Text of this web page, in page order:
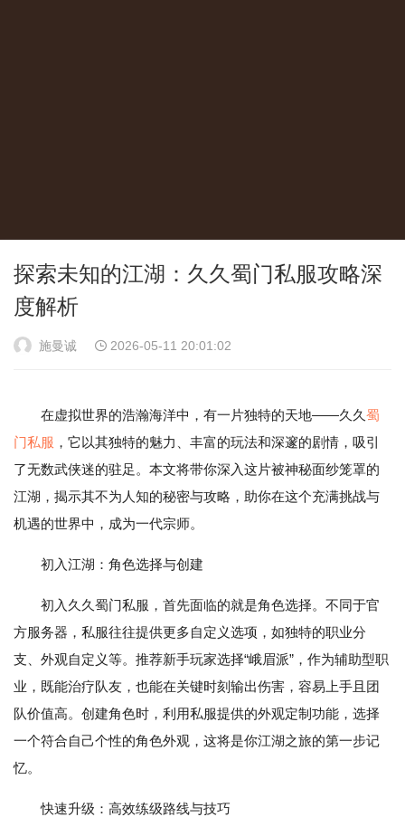
探索未知的江湖：久久蜀门私服攻略深
度解析
施曼诚 2026-05-11 20:01:02
在虚拟世界的浩瀚海洋中，有一片独特的天地——久久 蜀
门私服 ，它以其独特的魅力、丰富的玩法和深邃的剧情，吸引
了无数武侠迷的驻足。本文将带你深入这片被神秘面纱笼罩的
江湖，揭示其不为人知的秘密与攻略，助你在这个充满挑战与
机遇的世界中，成为一代宗师。
初入江湖：角色选择与创建
初入久久蜀门私服，首先面临的就是角色选择。不同于官
方服务器，私服往往提供更多自定义选项，如独特的职业分
支、外观自定义等。推荐新手玩家选择“峨眉派”，作为辅助型职
业，既能治疗队友，也能在关键时刻输出伤害，容易上手且团
队价值高。创建角色时，利用私服提供的外观定制功能，选择
一个符合自己个性的角色外观，这将是你江湖之旅的第一步记
忆。
快速升级：高效练级路线与技巧